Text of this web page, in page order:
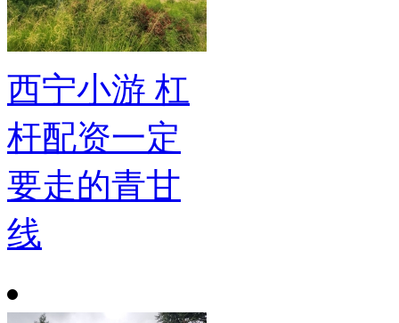
西宁小游 杠
杆配资一定
要走的青甘
线